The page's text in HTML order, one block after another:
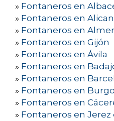
» Fontaneros en
» Fontaneros en
» Fontaneros en
» Fontaneros en Gijón
» Fontaneros en Ávila
» Fontaneros en
» Fontaneros en
» Fontaneros en
» Fontaneros en
» Fontaneros en Jerez